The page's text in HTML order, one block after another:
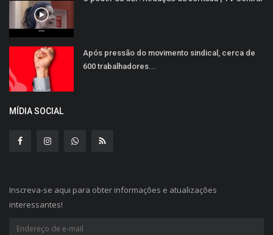
Após pressão do movimento sindical, cerca de
600 trabalhadores...
MÍDIA SOCIAL
Inscreva-se aqui para obter informações e atualizações
interessantes!